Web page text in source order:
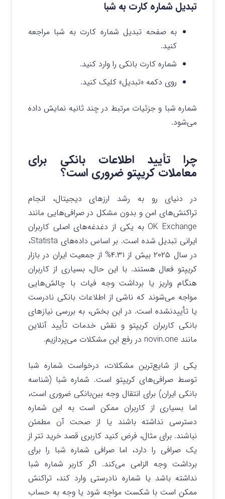
تبدیل شماره کارت به شبا
به صفحه تبدیل شماره کارت به شبا مراجعه
کنید.
شماره کارت بانکی را وارد کنید.
روی دکمه «تبدیل» کلیک کنید.
شماره شبا و جزئیات مرتبط در چند ثانیه نمایش داده
می‌شود.
چرا تأیید اطلاعات بانکی برای
معاملات کریپتو ضروری است؟
در دنیای رو به رشد ارزهای دیجیتال، انجام
تراکنش‌های امن و بدون مشکل در صرافی‌هایی مانند
OK Exchange به یکی از دغدغه‌های اصلی کاربران
ایرانی تبدیل شده است. بر اساس داده‌های Statista،
در سال ۲۰۲۵ بیش از ۴.۳۱% از جمعیت ایران در بازار
کریپتو فعال هستند. با این حال، بسیاری از کاربران
هنگام واریز یا برداشت وجه فیات با چالش‌هایی
مواجه می‌شوند که ناشی از اطلاعات بانکی نادرست
یا تأییدنشده است. در این بخش، به بررسی نیازهای
بانکی کاربران کریپتو و نقش خدمات تأیید آنلاین
مانند novin.one در رفع این مشکلات می‌پردازیم.
یکی از شایع‌ترین مشکلات، درخواست شماره شبا
توسط صرافی‌های کریپتو است. شماره شبا (شناسه
بانکی ایران) برای انتقال وجه بین‌بانکی ضروری است،
اما بسیاری از کاربران ممکن است به این شماره
دسترسی نداشته باشند یا از صحت آن مطمئن
نباشند. برای مثال، فرض کنید کاربری قصد خرید تتر از
یک صرافی را دارد، اما صرافی شماره شبا را برای
برداشت وجه الزامی می‌کند. اگر کاربر شماره شبا
نداشته باشد یا شماره نادرستی وارد کند، تراکنش
ممکن است با شکست مواجه شود یا وجه به حساب